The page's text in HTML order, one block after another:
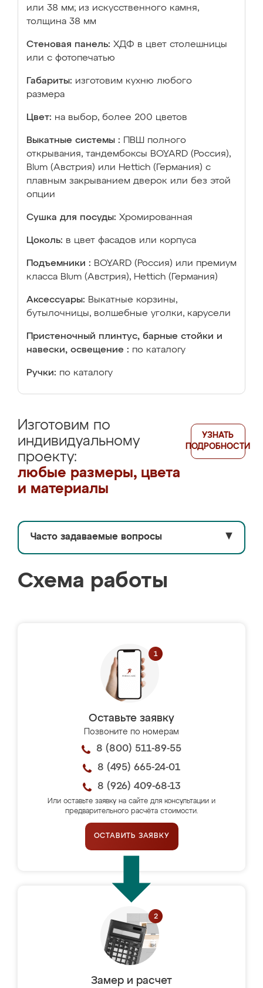
или 38 мм; из искусственного камня,
толщина 38 мм
Стеновая панель: ХДФ в цвет столешницы
или с фотопечатью
Габариты: изготовим кухню любого
размера
Цвет: на выбор, более 200 цветов
Выкатные системы :
ПВШ полного
открывания, тандембоксы BOYARD (Россия),
Blum (Австрия) или Hettich (Германия) с
плавным закрыванием дверок или без этой
опции
Сушка для посуды: Хромированная
Цоколь: в цвет фасадов или корпуса
Подъемники : BOYARD (Россия) или премиум
класса Blum (Австрия), Hettich (Германия)
Аксессуары: Выкатные корзины,
бутылочницы, волшебные уголки, карусели
Пристеночный плинтус, барные стойки и
навески, освещение : по каталогу
Ручки: по каталогу
Изготовим по
индивидуальному
проекту:
любые размеры, цвета
и материалы
УЗНАТЬ
ПОДРОБНОСТИ
Часто задаваемые вопросы ▼
Схема работы
Оставьте заявку
Позвоните по номерам
8 (800) 511-89-55
8 (495) 665-24-01
8 (926) 409-68-13
Или оставьте заявку на сайте для консультации и
предварительного расчёта стоимости.
ОСТАВИТЬ ЗАЯВКУ
Замер и расчет